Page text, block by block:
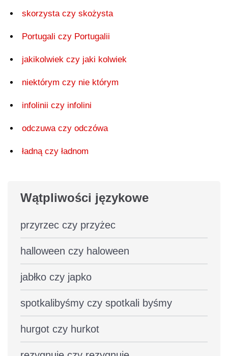
skorzysta czy skożysta
Portugali czy Portugalii
jakikolwiek czy jaki kolwiek
niektórym czy nie którym
infolinii czy infolini
odczuwa czy odczówa
ładną czy ładnom
Wątpliwości językowe
przyrzec czy przyżec
halloween czy haloween
jabłko czy japko
spotkalibyśmy czy spotkali byśmy
hurgot czy hurkot